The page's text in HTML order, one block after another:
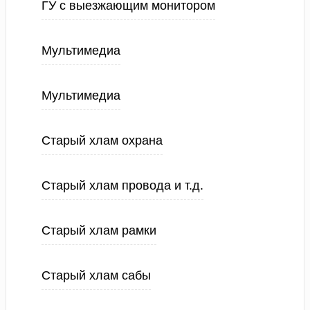
ГУ с выезжающим монитором
Мультимедиа
Мультимедиа
Старый хлам охрана
Старый хлам провода и т.д.
Старый хлам рамки
Старый хлам сабы